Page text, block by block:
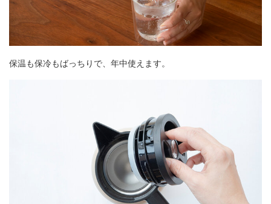
保温も保冷もばっちりで、年中使えます。